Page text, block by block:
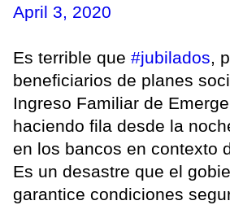
April 3, 2020
Es terrible que #jubilados,
beneficiarios de planes
Ingreso Familiar de
haciendo fila desde la
en los bancos en contexto
Es un desastre que el
garantice condiciones